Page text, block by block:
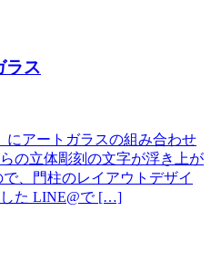
ラス
にアートガラスの組み合わせ
の立体彫刻の文字が浮き上が
、門柱のレイアウトデザイ
た LINE@で […]